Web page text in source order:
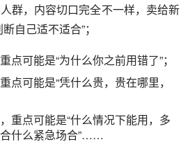
群，内容切口完全不一样，卖给新
自己适不适合”；
点可能是“为什么你之前用错了”；
点可能是“凭什么贵，贵在哪里，
重点可能是“什么情况下能用，多
什么紧急场合”……